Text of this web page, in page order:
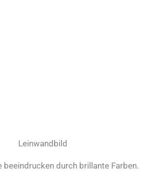
Leinwandbild
beeindrucken durch brillante Farben.